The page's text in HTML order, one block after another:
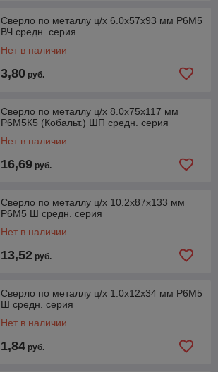
Сверло по металлу ц/х 6.0х57х93 мм Р6М5
ВЧ средн. серия
Нет в наличии
3,80 руб.
Сверло по металлу ц/х 8.0х75х117 мм
Р6М5К5 (Кобальт.) ШП средн. серия
Нет в наличии
16,69 руб.
Сверло по металлу ц/х 10.2х87х133 мм
Р6М5 Ш средн. серия
Нет в наличии
13,52 руб.
Сверло по металлу ц/х 1.0х12х34 мм Р6М5
Ш средн. серия
Нет в наличии
1,84 руб.